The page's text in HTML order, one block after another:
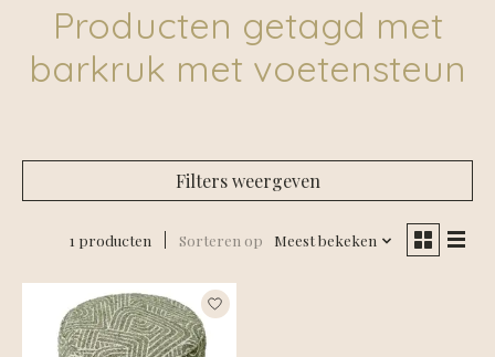
Producten getagd met
barkruk met voetensteun
Filters weergeven
1 producten Sorteren op Meest bekeken